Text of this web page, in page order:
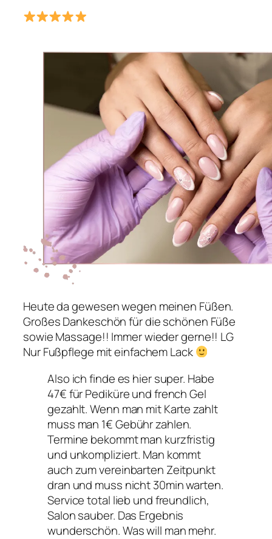
Heute da gewesen wegen meinen Füßen.
Großes Dankeschön für die schönen Füße
sowie Massage!! Immer wieder gerne!! LG
Nur Fußpflege mit einfachem Lack
Also ich finde es hier super. Habe
47€ für Pediküre und french Gel
gezahlt. Wenn man mit Karte zahlt
muss man 1€ Gebühr zahlen.
Termine bekommt man kurzfristig
und unkompliziert. Man kommt
auch zum vereinbarten Zeitpunkt
dran und muss nicht 30min warten.
Service total lieb und freundlich,
Salon sauber. Das Ergebnis
wunderschön. Was will man mehr.